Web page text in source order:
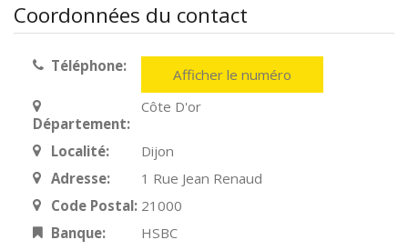
Coordonnées du contact
Téléphone: Afficher le numéro
Département:
Côte D'or
Localité:
Dijon
Adresse:
1 Rue Jean Renaud
Code Postal: 21000
Banque:
HSBC